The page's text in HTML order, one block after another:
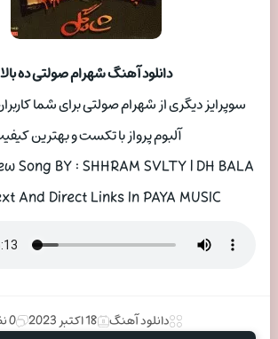
دانلود آهنگ شهرام صولتی ده بالا
سوپرایز دیگری از شهرام صولتی برای شما کاربران
آلبوم پرواز با تکست و بهترین
Song BY : SHHRAM SVLTY | DH BALA
And Direct Links In PAYA MUSIC
دانلود آهنگ 18 اکتبر 2023 0 نظر